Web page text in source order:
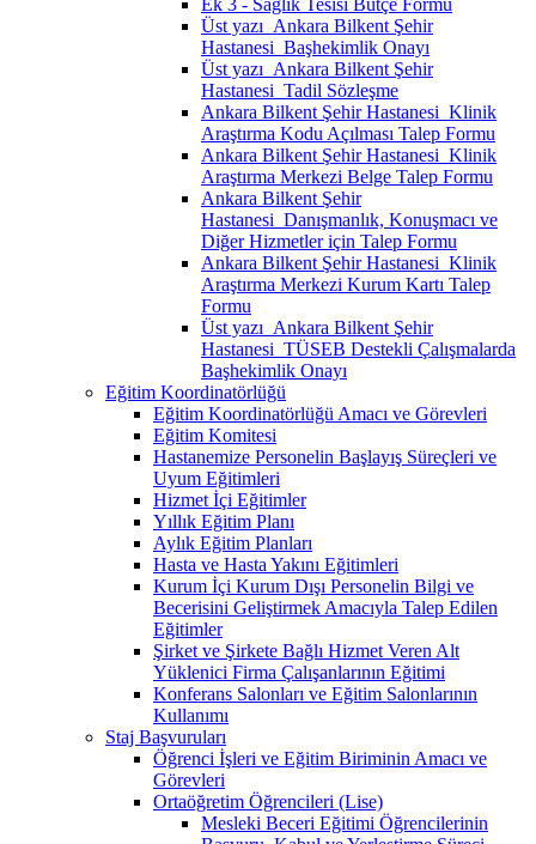
Üst yazı_Ankara Bilkent Şehir
Hastanesi_Başhekimlik Onayı
Üst yazı_Ankara Bilkent Şehir
Hastanesi_Tadil Sözleşme
Ankara Bilkent Şehir Hastanesi_Klinik
Araştırma Kodu Açılması Talep Formu
Ankara Bilkent Şehir Hastanesi_Klinik
Araştırma Merkezi Belge Talep Formu
Ankara Bilkent Şehir
Hastanesi_Danışmanlık, Konuşmacı ve
Diğer Hizmetler için Talep Formu
Ankara Bilkent Şehir Hastanesi_Klinik
Araştırma Merkezi Kurum Kartı Talep
Formu
Üst yazı_Ankara Bilkent Şehir
Hastanesi_TÜSEB Destekli Çalışmalarda
Başhekimlik Onayı
Eğitim Koordinatörlüğü
Eğitim Koordinatörlüğü Amacı ve Görevleri
Eğitim Komitesi
Hastanemize Personelin Başlayış Süreçleri ve
Uyum Eğitimleri
Hizmet İçi Eğitimler
Yıllık Eğitim Planı
Aylık Eğitim Planları
Hasta ve Hasta Yakını Eğitimleri
Kurum İçi Kurum Dışı Personelin Bilgi ve
Becerisini Geliştirmek Amacıyla Talep Edilen
Eğitimler
Şirket ve Şirkete Bağlı Hizmet Veren Alt
Yüklenici Firma Çalışanlarının Eğitimi
Konferans Salonları ve Eğitim Salonlarının
Kullanımı
Staj Başvuruları
Öğrenci İşleri ve Eğitim Biriminin Amacı ve
Görevleri
Ortaöğretim Öğrencileri (Lise)
Mesleki Beceri Eğitimi Öğrencilerinin